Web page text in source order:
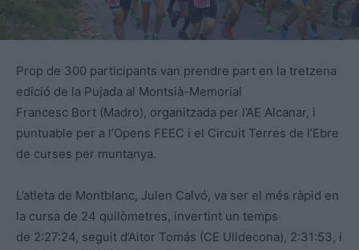
Prop de 300 participants van prendre part en la tretzena
edició de la Pujada al Montsià-Memorial
Francesc Bort (Madro), organitzada per l’AE Alcanar, i
puntuable per a l’Opens FEEC i el Circuit Terres de l’Ebre
de curses per muntanya.
L’atleta de Montblanc, Julen Calvó, va ser el més ràpid en
la cursa de 24 quilòmetres, invertint un temps
de 2:27:24, seguit d’Aitor Tomás (CE Ulldecona), 2:31:53, i